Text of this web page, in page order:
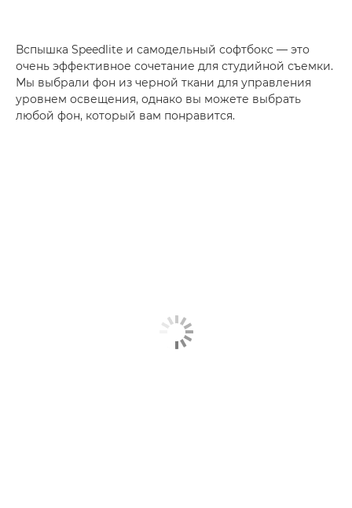
Вспышка Speedlite и самодельный софтбокс — это
очень эффективное сочетание для студийной съемки.
Мы выбрали фон из черной ткани для управления
уровнем освещения, однако вы можете выбрать
любой фон, который вам понравится.